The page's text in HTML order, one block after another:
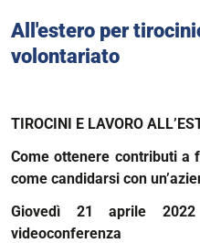
All'estero per
volontariato
TIROCINI E LAVORO
Come ottenere contributi a
come candidarsi con
Giovedì 21 aprile
videoconferenza